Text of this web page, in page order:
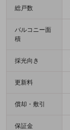
総戸数
バルコニー面
積
採光向き
更新料
償却・敷引
保証金